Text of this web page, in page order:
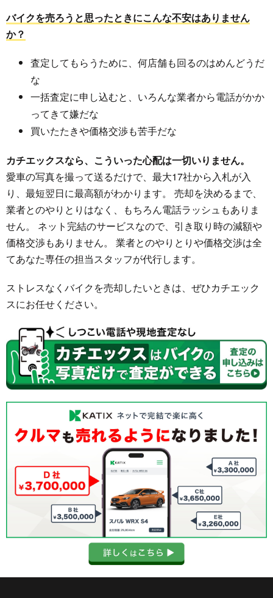
バイクを売ろうと思ったときにこんな不安はありません
か？
査定してもらうために、何店舗も回るのはめんどうだ
な
一括査定に申し込むと、いろんな業者から電話がかか
ってきて嫌だな
買いたたきや価格交渉も苦手だな
カチエックスなら、こういった心配は一切いりません。
愛車の写真を撮って送るだけで、最大17社から入札が入
り、最短翌日に最高額がわかります。 売却を決めるまで、
業者とのやりとりはなく、もちろん電話ラッシュもありま
せん。 ネット完結のサービスなので、引き取り時の減額や
価格交渉もありません。 業者とのやりとりや価格交渉は全
てあなた専任の担当スタッフが代行します。
ストレスなくバイクを売却したいときは、ぜひカチエック
スにお任せください。